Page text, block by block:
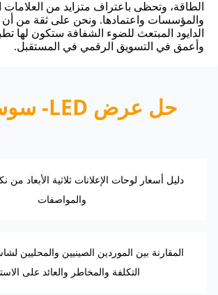
الطاقة، وتحظى باعتراف متزايد من العلامات
والمؤسسات واعتمادها. ونحن على ثقة من
الدايود المبتعث للضوء الشفافة ستكون لها
وأعمق في التسويق الرقمي في المستقبل.
حل عرض LED- سوسترون
دليل أسعار لوحات الإعلانات ثلاثية الأبعاد من
والمواصفات
التكلفة والمخاطر والعائد على